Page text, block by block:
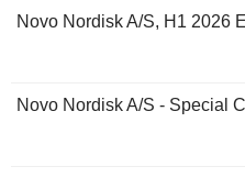
Novo Nordisk A/S, H1 2026
Novo Nordisk A/S - Special